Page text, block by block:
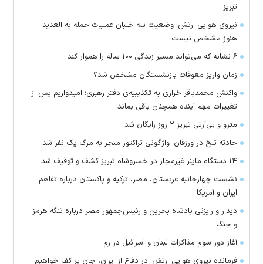
تبریز
نیروی هوایی ارتش: وضعیت سه خلبان عملیات حمله به العدید
هنوز مشخص نیست
۶ نشانه که می‌تواند مسیر زندگی ۱۰۰ ساله را هموار کند
زمان واریز معوقات بازنشستگان مشخص شد؟
واکنش محمدباقر خرازی به تکذیبیه‌ی دفتر رهبری؛ امیدواریم پس از
تغییرات مهم آینده همچنان باقی بماند
مترو و بی‌آرتی تبریز ۲ روز رایگان شد
حادثه تلخ در ورزقان؛ واژگونی تراکتور منجر به مرگ یک نفر شد
۱۴ دستگاه ماینر غیرمجاز در خسروشاه تبریز کشف و توقیف شد
نشست چهارجانبه عربستان، مصر، ترکیه و پاکستان درباره تفاهم
ایران و آمریکا
دیدار و رایزنی پادشاه بحرین و رئیس‌جمهور مصر درباره تنگه هرمز
و جنگ
آغاز دور سوم مذاکرات لبنان و اسرائیل در رم
فرمانده نیروی هوایی ارتش: در دفاع از ایران، جان بر کف خواهیم